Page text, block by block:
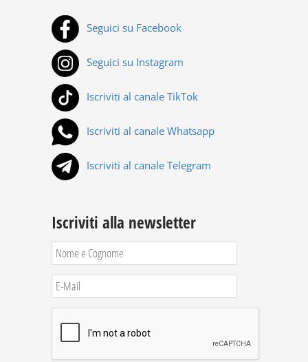
Seguici su Facebook
Seguici su Instagram
Iscriviti al canale TikTok
Iscriviti al canale Whatsapp
Iscriviti al canale Telegram
Iscriviti alla newsletter